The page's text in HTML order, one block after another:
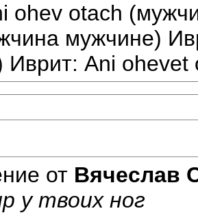
ohev otach
мужчине)
Ani
от Вячеслав
у твоих ног